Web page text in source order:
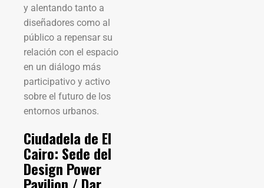
y alentando tanto a
diseñadores como al
público a repensar su
relación con el espacio
en un diálogo más
participativo y activo
sobre el futuro de los
entornos urbanos.
Ciudadela de El
Cairo: Sede del
Design Power